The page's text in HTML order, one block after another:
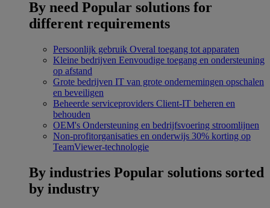
By need Popular solutions for
different requirements
Persoonlijk gebruik Overal toegang tot apparaten
Kleine bedrijven Eenvoudige toegang en ondersteuning
op afstand
Grote bedrijven IT van grote ondernemingen opschalen
en beveiligen
Beheerde serviceproviders Client-IT beheren en
behouden
OEM's Ondersteuning en bedrijfsvoering stroomlijnen
Non-profitorganisaties en onderwijs 30% korting op
TeamViewer-technologie
By industries Popular solutions sorted
by industry